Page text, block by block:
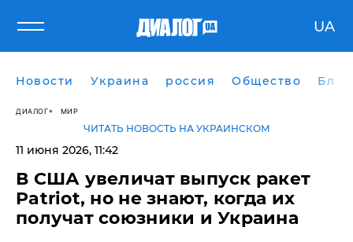
UA
Новости Украина россия Общество
ДИАЛОГ МИР
ЧИТАТЬ НОВОСТЬ НА УКРАИНСКОМ
11 июня 2026, 11:42
В США увеличат выпуск ракет
Patriot, но не знают, когда их
получат союзники и Украина